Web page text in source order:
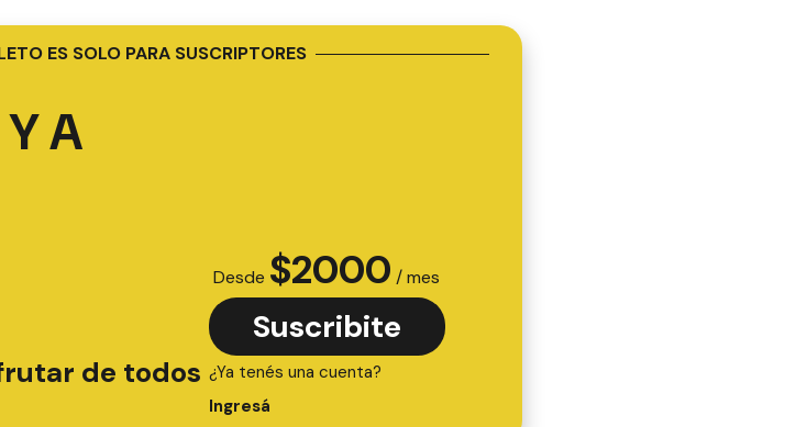
ES SOLO PARA SUSCRIPTORES
A
de todos
Desde $2000 / mes
Suscribite
¿Ya tenés una cuenta?
Ingresá